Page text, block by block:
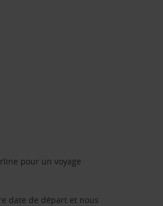
pour un voyage
date de départ et nous